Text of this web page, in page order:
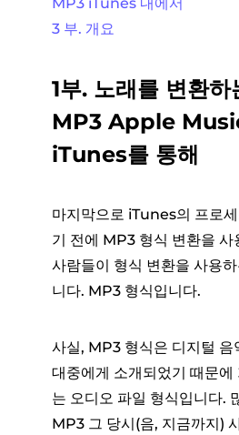
3 부. 개요
1부. 노래를 변환하
MP3 Apple
iTunes를 통해
마지막으로 iTunes의 프로
기 전에 MP3 형식 변환을 사
사람들이 형식 변환을 사용
니다. MP3 형식입니다.
사실, MP3 형식은 디지털 음
대중에게 소개되었기 때문에
는 오디오 파일 형식입니다.
MP3 그 당시(음, 지금까지)